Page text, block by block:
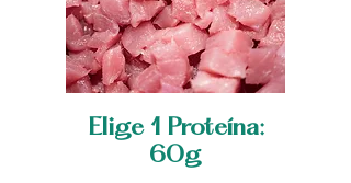
Elige 1 Proteína:
60g